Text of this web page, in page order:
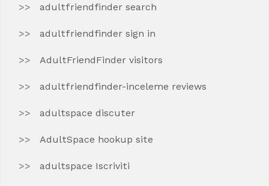
adultfriendfinder search
adultfriendfinder sign in
AdultFriendFinder visitors
adultfriendfinder-inceleme reviews
adultspace discuter
AdultSpace hookup site
adultspace Iscriviti